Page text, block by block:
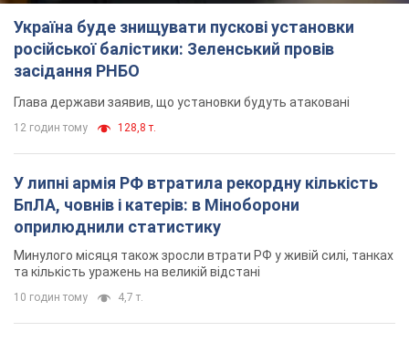
Україна буде знищувати пускові установки
російської балістики: Зеленський провів
засідання РНБО
Глава держави заявив, що установки будуть атаковані
12 годин тому 128,8 т.
У липні армія РФ втратила рекордну кількість
БпЛА, човнів і катерів: в Міноборони
оприлюднили статистику
Минулого місяця також зросли втрати РФ у живій силі, танках
та кількість уражень на великій відстані
10 годин тому 4,7 т.